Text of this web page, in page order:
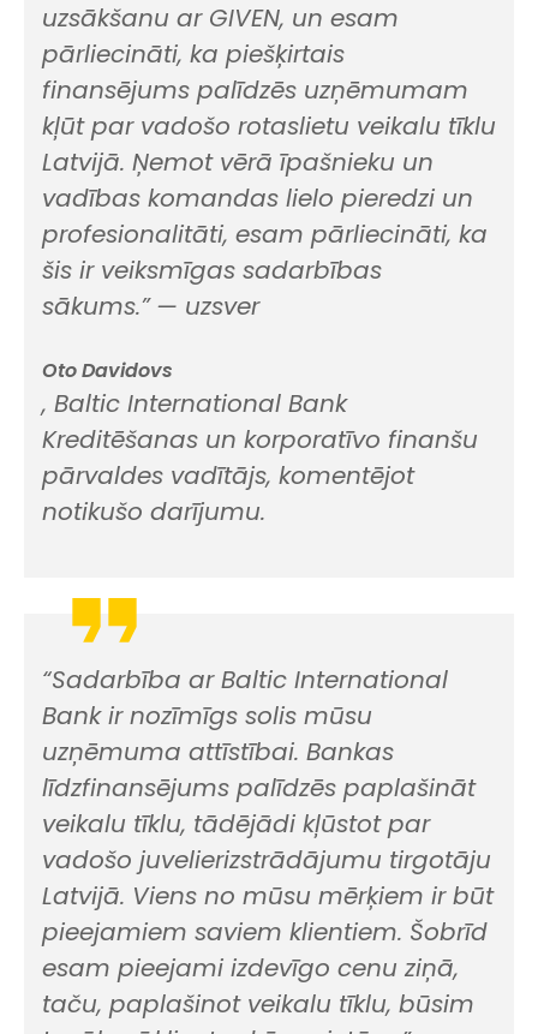
uzsākšanu ar GIVEN, un esam
pārliecināti, ka piešķirtais
finansējums palīdzēs uzņēmumam
kļūt par vadošo rotaslietu veikalu tīklu
Latvijā. Ņemot vērā īpašnieku un
vadības komandas lielo pieredzi un
profesionalitāti, esam pārliecināti, ka
šis ir veiksmīgas sadarbības
sākums.” — uzsver
Oto Davidovs
, Baltic International Bank
Kreditēšanas un korporatīvo finanšu
pārvaldes vadītājs, komentējot
notikušo darījumu.
“Sadarbība ar Baltic International
Bank ir nozīmīgs solis mūsu
uzņēmuma attīstībai. Bankas
līdzfinansējums palīdzēs paplašināt
veikalu tīklu, tādējādi kļūstot par
vadošo juvelierizstrādājumu tirgotāju
Latvijā. Viens no mūsu mērķiem ir būt
pieejamiem saviem klientiem. Šobrīd
esam pieejami izdevīgo cenu ziņā,
taču, paplašinot veikalu tīklu, būsim